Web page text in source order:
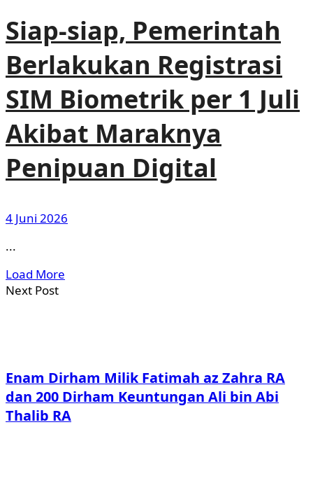
Siap-siap, Pemerintah
Berlakukan Registrasi
SIM Biometrik per 1 Juli
Akibat Maraknya
Penipuan Digital
4 Juni 2026
...
Load More
Next Post
Enam Dirham Milik Fatimah az Zahra RA
dan 200 Dirham Keuntungan Ali bin Abi
Thalib RA